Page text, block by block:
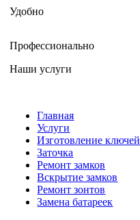
Удобно
Профессионально
Наши услуги
Главная
Услуги
Изготовление ключей
Заточка
Ремонт замков
Вскрытие замков
Ремонт зонтов
Замена батареек